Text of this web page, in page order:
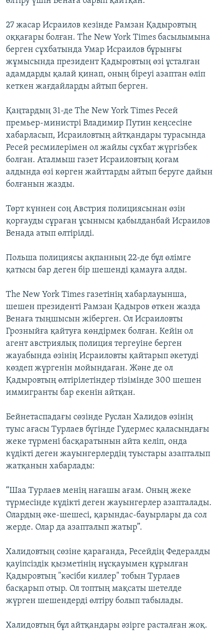
27 жасар Исраилов кезінде Рамзан Қадыровтың
оққағары болған. The New York Times басылымына
берген сұхбатында Умар Исраилов бұрынғы
жұмысында президент Қадыровтың өзі ұсталған
адамдарды қалай қинап, оның біреуі азаптан өліп
кеткен жағдайларды айтып берген.
Қаңтардың 31-де The New York Times Ресей
премьер-министрі Владимир Путин кеңсесіне
хабарласып, Исраиловтың айтқандары турасында
Ресей ресмилерімен ол жайлы сұхбат жүргізбек
болған. Аталмыш газет Исраиловтың қоғам
алдында өзі көрген жайттарды айтып беруге дайын
болғанын жазды.
Төрт күннен соң Австрия полициясынан өзін
қорғауды сұраған ұсынысы қабылданбай Исраилов
Венада атып өлтірілді.
Польша полициясы ақпанның 22-де бұл өлімге
қатысы бар деген бір шешенді қамауға алды.
The New York Times газетінің хабарлауынша,
шешен президенті Рамзан Қадыров өткен жазда
Венаға тыңшысын жіберген. Ол Исраиловты
Грозныйға қайтуға көндірмек болған. Кейін ол
агент австриялық полиция тергеуіне берген
жауабында өзінің Исраиловты қайтарып әкетуді
көздеп жүргенін мойындаған. Және де ол
Қадыровтың өлтірілетіндер тізімінде 300 шешен
иммигранты бар екенін айтқан.
Бейнетаспадағы сөзінде Руслан Халидов өзінің
туыс ағасы Турлаев бүгінде Гудермес қаласындағы
жеке түрмені басқаратынын айта келіп, онда
күдікті деген жауынгерлердің туыстары азапталып
жатқанын хабарлады:
“Шаа Турлаев менің нағашы ағам. Оның жеке
түрмесінде күдікті деген жауынгерлер азапталады.
Олардың әке-шешесі, қарындас-бауырлары да сол
жерде. Олар да азапталып жатыр”.
Халидовтың сөзіне қарағанда, Ресейдің Федералды
қауіпсіздік қызметінің нұсқауымен құрылған
Қадыровтың "кәсіби киллер" тобын Турлаев
басқарып отыр. Ол топтың мақсаты шетелде
жүрген шешендерді өлтіру болып табылады.
Халидовтың бұл айтқандары әзірге расталған жоқ.